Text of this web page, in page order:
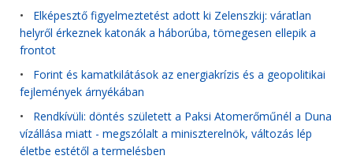
• Elképesztő figyelmeztetést adott ki Zelenszkij: váratlan
helyről érkeznek katonák a háborúba, tömegesen ellepik a
frontot
• Forint és kamatkilátások az energiakrízis és a geopolitikai
fejlemények árnyékában
• Rendkívüli: döntés született a Paksi Atomerőműnél a Duna
vízállása miatt - megszólalt a miniszterelnök, változás lép
életbe estétől a termelésben